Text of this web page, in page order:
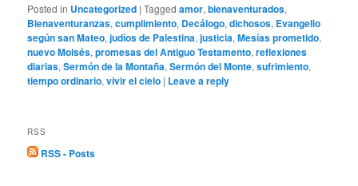
Posted in Uncategorized |Tagged amor,bienaventurados,
Bienaventuranzas,cumplimiento, Decálogo,dichosos, Evangelio
según san Mateo,judíos de Palestina,justicia,Mesías prometido,
nuevo Moisés,promesas del Antiguo Testamento,reflexiones
diarias,Sermón de la Montaña,Sermón del Monte,sufrimiento,
tiempo ordinario,vivir el cielo | Leave a reply
RSS
RSS - Posts